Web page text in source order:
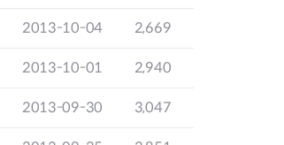
재개발
재정비촉진
지구단위계획
석면해체·제거일정
청량리 중심지 육성
도시디자인
2013-10-04 2,669
2013-10-01 2,940
2013-09-30 3,047